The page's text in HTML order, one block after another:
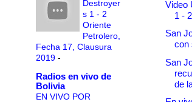
Destroyer
s 1 - 2
Oriente
Petrolero,
Fecha 17, Clausura
2019 -
Radios en vivo de
Bolivia
EN VIVO POR
Video
1 -
San
con
San
de